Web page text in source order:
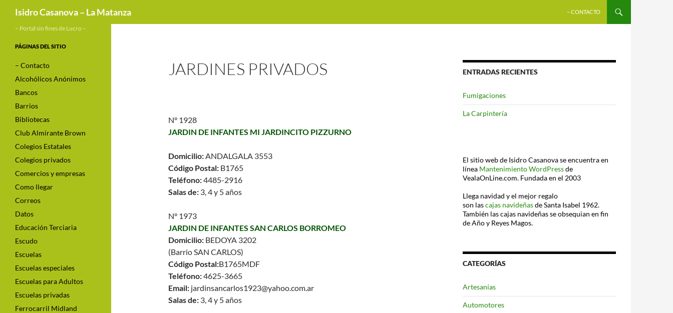
Isidro Casanova – La Matanza
– CONTACTO
JARDINES PRIVADOS
N° 1928
JARDIN DE INFANTES MI JARDINCITO PIZZURNO
Domicilio:ANDALGALA 3553
Código Postal: B1765
Teléfono:4485-2916
Salas de: 3, 4 y 5 años
N° 1973
JARDIN DE INFANTES SAN CARLOS BORROMEO
Domicilio: BEDOYA 3202
(Barrio SAN CARLOS)
Código Postal:B1765MDF
Teléfono:4625-3665
Email: jardinsancarlos1923@yahoo.com.ar
Salas de: 3, 4 y 5 años
ENTRADAS RECIENTES
Fumigaciones
La Carpintería
El sitio web de Isidro Casanova se encuentra en
línea Mantenimiento WordPressde
VealaOnLine.com. Fundada en el 2003
Llega navidad y el mejor regalo
son lascajas navideñasde Santa Isabel 1962.
También las cajas navideñas se obsequian en fin
de Año y Reyes Magos.
CATEGORÍAS
Artesanías
Automotores
– Portal sin fines de Lucro –
PÁGINAS DEL SITIO
– Contacto
Alcohólicos Anónimos
Bancos
Barrios
Bibliotecas
Club Almirante Brown
Colegios Estatales
Colegios privados
Comercios y empresas
Como llegar
Correos
Datos
Educación Terciaria
Escudo
Escuelas
Escuelas especiales
Escuelas para Adultos
Escuelas privadas
Ferrocarril Midland